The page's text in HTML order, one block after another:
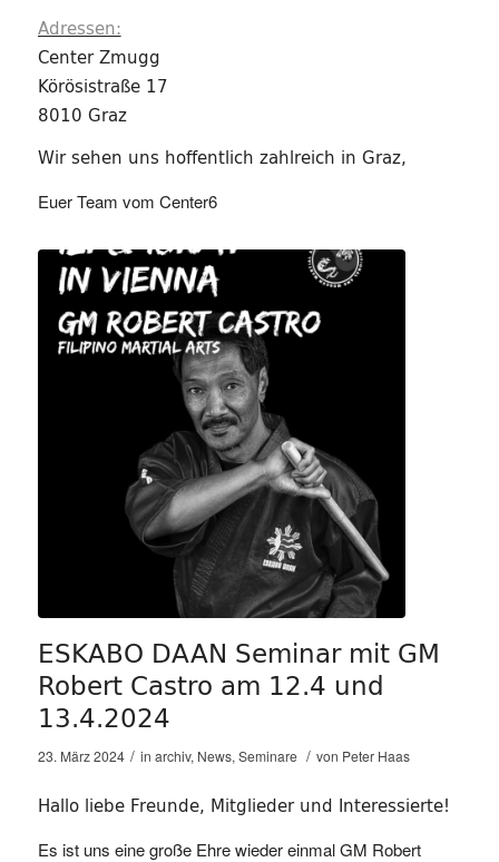
Adressen:
Center Zmugg
Körösistraße 17
8010 Graz
Wir sehen uns hoffentlich zahlreich in Graz,
Euer Team vom Center6
ESKABO DAAN Seminar mit GM
Robert Castro am 12.4 und
13.4.2024
23. März 2024 / in archiv, News,Seminare / von Peter Haas
Hallo liebe Freunde, Mitglieder und Interessierte!
Es ist uns eine große Ehre wieder einmal GM Robert